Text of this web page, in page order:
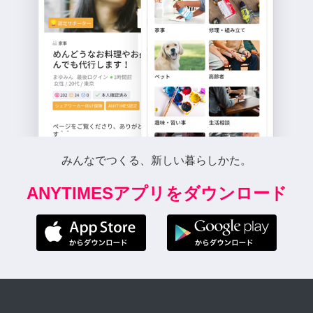
みんなでつくる、新しい暮らしかた。
ANYTIMESアプリをダウンロード